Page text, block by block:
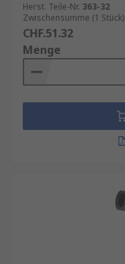
Herst. Teile-Nr. 363-32
Zwischensumme (1 Stück)
CHF.51.32
Menge